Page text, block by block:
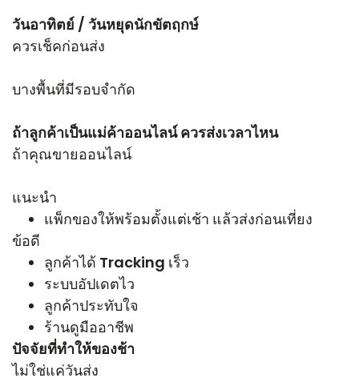
วันอาทิตย์ / วันหยุดนักขัตฤกษ์
ควรเช็คก่อนส่ง
บางพื้นที่มีรอบจำกัด
ถ้าลูกค้าเป็นแม่ค้าออนไลน์ ควรส่งเวลาไหน
ถ้าคุณขายออนไลน์
แนะนำ
แพ็กของให้พร้อมตั้งแต่เช้า แล้วส่งก่อนเที่ยง
ข้อดี
ลูกค้าได้ Tracking เร็ว
ระบบอัปเดตไว
ลูกค้าประทับใจ
ร้านดูมืออาชีพ
ปัจจัยที่ทำให้ของช้า
ไม่ใช่แค่วันส่ง